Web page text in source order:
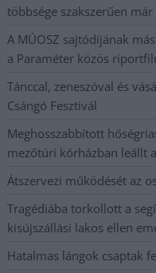
többsége szakszerűen
A MÚOSZ sajtódíjának
a Paraméter közös
Tánccal, zeneszóval és
Csángó Fesztivál
Meghosszabbított
mezőtúri kórházban leállt
Átszervezi működését az
Tragédiába torkollott a
kisújszállási lakos ellen
Hatalmas lángok csaptak